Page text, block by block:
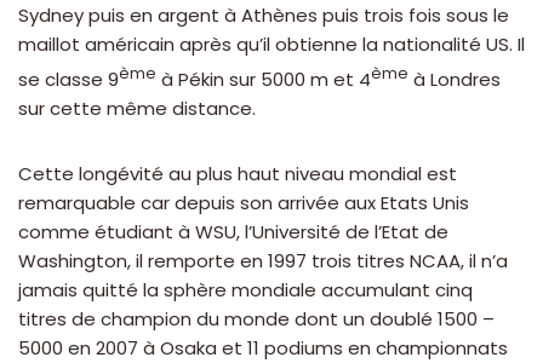
Sydney puis en argent à Athènes puis trois fois sous le
maillot américain après qu’il obtienne la nationalité US. Il
se classe 9ème à Pékin sur 5000 m et 4ème à Londres
sur cette même distance.
Cette longévité au plus haut niveau mondial est
remarquable car depuis son arrivée aux Etats Unis
comme étudiant à WSU, l’Université de l’Etat de
Washington, il remporte en 1997 trois titres NCAA, il n’a
jamais quitté la sphère mondiale accumulant cinq
titres de champion du monde dont un doublé 1500 –
5000 en 2007 à Osaka et 11 podiums en championnats